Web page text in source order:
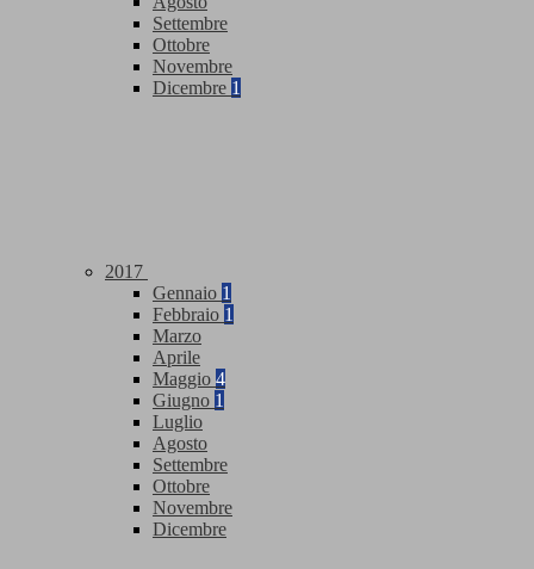
Settembre
Ottobre
Novembre
Dicembre 1
2017
Gennaio 1
Febbraio 1
Marzo
Aprile
Maggio 4
Giugno 1
Luglio
Agosto
Settembre
Ottobre
Novembre
Dicembre